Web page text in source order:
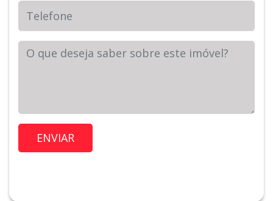
Telefone
Sua Mensagem